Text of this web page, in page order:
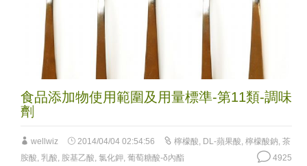
食品添加物使用範圍及用量標準-第11類-調味
劑
wellwiz 2014/04/04 02:54:56 檸檬酸, DL-蘋果酸, 檸檬酸鈉, 茶
胺酸, 乳酸, 胺基乙酸, 氯化鉀, 葡萄糖酸-δ內酯 4925